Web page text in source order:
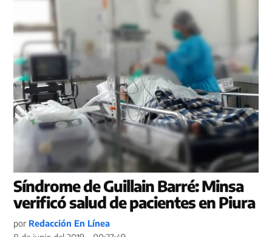
Síndrome de Guillain Barré: Minsa
verificó salud de pacientes en Piura
por Redacción En Línea